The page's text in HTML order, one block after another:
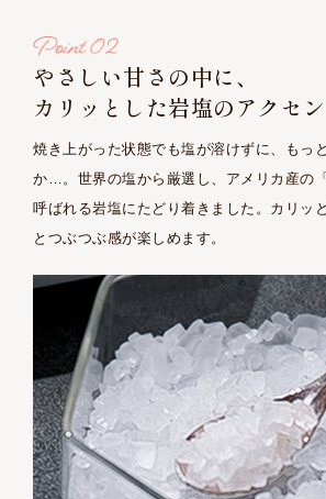
やさしい甘さの中に、
カリッとした岩塩のアクセ
焼き上がった状態でも塩が溶けずに、もっ
か…。世界の塩から厳選し、アメリカ産の
呼ばれる岩塩にたどり着きました。カリッ
とつぶつぶ感が楽しめます。